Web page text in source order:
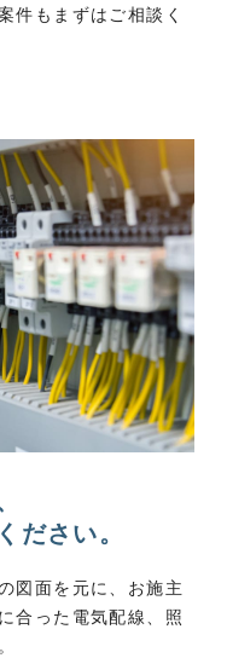
件もまずはご相談く
ださい。
図面を元に、お施主
合った電気配線、照